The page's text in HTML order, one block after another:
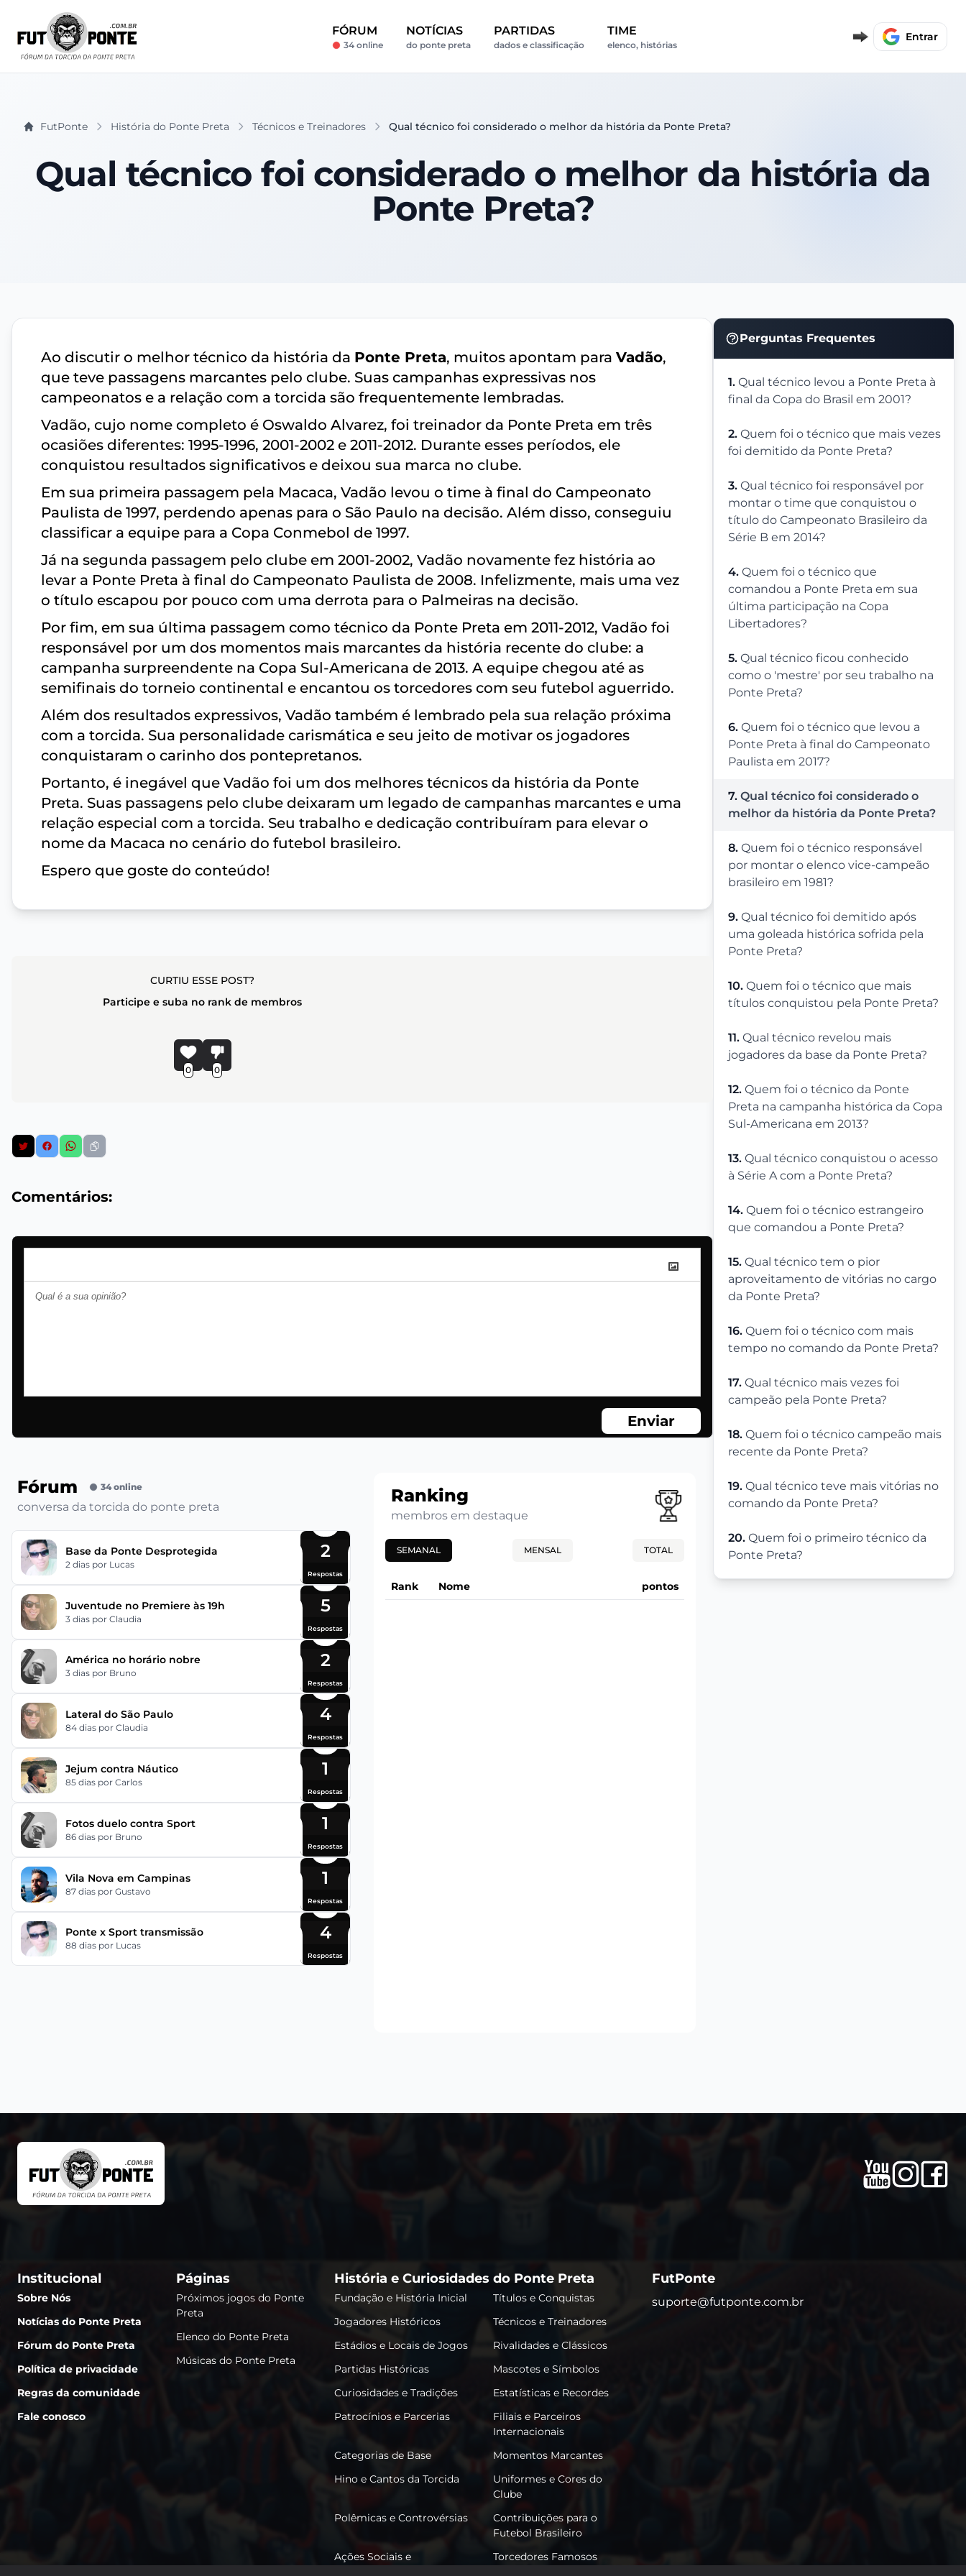
FÓRUM
34 online
NOTÍCIAS
do ponte preta
PARTIDAS
dados e classificação
TIME
elenco, histórias
Entrar
FutPonte História do Ponte Preta Técnicos e Treinadores Qual técnico foi considerado o melhor da história da Ponte Preta?
Qual técnico foi considerado o melhor da história da
Ponte Preta?
Perguntas Frequentes
1. Qual técnico levou a Ponte Preta à
final da Copa do Brasil em 2001?
2. Quem foi o técnico que mais vezes
foi demitido da Ponte Preta?
3. Qual técnico foi responsável por
montar o time que conquistou o
título do Campeonato Brasileiro da
Série B em 2014?
4. Quem foi o técnico que
comandou a Ponte Preta em sua
última participação na Copa
Libertadores?
5. Qual técnico ficou conhecido
como o 'mestre' por seu trabalho na
Ponte Preta?
6. Quem foi o técnico que levou a
Ponte Preta à final do Campeonato
Paulista em 2017?
7. Qual técnico foi considerado o
melhor da história da Ponte Preta?
8. Quem foi o técnico responsável
por montar o elenco vice-campeão
brasileiro em 1981?
9. Qual técnico foi demitido após
uma goleada histórica sofrida pela
Ponte Preta?
10. Quem foi o técnico que mais
títulos conquistou pela Ponte Preta?
11. Qual técnico revelou mais
jogadores da base da Ponte Preta?
12. Quem foi o técnico da Ponte
Preta na campanha histórica da Copa
Sul-Americana em 2013?
13. Qual técnico conquistou o acesso
à Série A com a Ponte Preta?
14. Quem foi o técnico estrangeiro
que comandou a Ponte Preta?
15. Qual técnico tem o pior
aproveitamento de vitórias no cargo
da Ponte Preta?
16. Quem foi o técnico com mais
tempo no comando da Ponte Preta?
17. Qual técnico mais vezes foi
campeão pela Ponte Preta?
18. Quem foi o técnico campeão mais
recente da Ponte Preta?
19. Qual técnico teve mais vitórias no
comando da Ponte Preta?
20. Quem foi o primeiro técnico da
Ponte Preta?
Ao discutir o melhor técnico da história da Ponte Preta, muitos apontam para Vadão,
que teve passagens marcantes pelo clube. Suas campanhas expressivas nos
campeonatos e a relação com a torcida são frequentemente lembradas.
Vadão, cujo nome completo é Oswaldo Alvarez, foi treinador da Ponte Preta em três
ocasiões diferentes: 1995-1996, 2001-2002 e 2011-2012. Durante esses períodos, ele
conquistou resultados significativos e deixou sua marca no clube.
Em sua primeira passagem pela Macaca, Vadão levou o time à final do Campeonato
Paulista de 1997, perdendo apenas para o São Paulo na decisão. Além disso, conseguiu
classificar a equipe para a Copa Conmebol de 1997.
Já na segunda passagem pelo clube em 2001-2002, Vadão novamente fez história ao
levar a Ponte Preta à final do Campeonato Paulista de 2008. Infelizmente, mais uma vez
o título escapou por pouco com uma derrota para o Palmeiras na decisão.
Por fim, em sua última passagem como técnico da Ponte Preta em 2011-2012, Vadão foi
responsável por um dos momentos mais marcantes da história recente do clube: a
campanha surpreendente na Copa Sul-Americana de 2013. A equipe chegou até as
semifinais do torneio continental e encantou os torcedores com seu futebol aguerrido.
Além dos resultados expressivos, Vadão também é lembrado pela sua relação próxima
com a torcida. Sua personalidade carismática e seu jeito de motivar os jogadores
conquistaram o carinho dos pontepretanos.
Portanto, é inegável que Vadão foi um dos melhores técnicos da história da Ponte
Preta. Suas passagens pelo clube deixaram um legado de campanhas marcantes e uma
relação especial com a torcida. Seu trabalho e dedicação contribuíram para elevar o
nome da Macaca no cenário do futebol brasileiro.
Espero que goste do conteúdo!
CURTIU ESSE POST?
Participe e suba no rank de membros
0 0
Comentários:
Enviar
Fórum 34 online
conversa da torcida do ponte preta
Base da Ponte Desprotegida
2 dias por Lucas
2
Respostas
Juventude no Premiere às 19h
3 dias por Claudia
5
Respostas
América no horário nobre
3 dias por Bruno
2
Respostas
Lateral do São Paulo
84 dias por Claudia
4
Respostas
Jejum contra Náutico
85 dias por Carlos
1
Respostas
Fotos duelo contra Sport
86 dias por Bruno
1
Respostas
Vila Nova em Campinas
87 dias por Gustavo
1
Respostas
Ponte x Sport transmissão
88 dias por Lucas
4
Respostas
Ranking
membros em destaque
SEMANAL MENSAL TOTAL
Rank Nome pontos
Institucional
Sobre Nós
Notícias do Ponte Preta
Fórum do Ponte Preta
Política de privacidade
Regras da comunidade
Fale conosco
Páginas
Próximos jogos do Ponte
Preta
Elenco do Ponte Preta
Músicas do Ponte Preta
História e Curiosidades do Ponte Preta
Fundação e História Inicial
Títulos e Conquistas
Jogadores Históricos
Técnicos e Treinadores
Estádios e Locais de Jogos
Rivalidades e Clássicos
Partidas Históricas
Mascotes e Símbolos
Curiosidades e Tradições
Estatísticas e Recordes
Patrocínios e Parcerias
Filiais e Parceiros
Internacionais
Categorias de Base
Momentos Marcantes
Hino e Cantos da Torcida
Uniformes e Cores do
Clube
Polêmicas e Controvérsias
Contribuições para o
Futebol Brasileiro
Ações Sociais e
Torcedores Famosos
FutPonte
suporte@futponte.com.br